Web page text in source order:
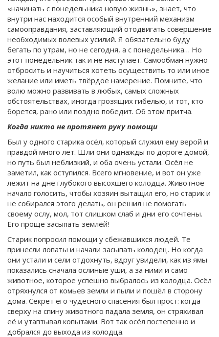
«начинать с понедельника новую жизнь», знает, что
внутри нас находится особый внутренний механизм
самооправдания, заставляющий отодвигать совершение
необходимых волевых усилий. Я обязательно буду
бегать по утрам, но не сегодня, а с понедельника… Но
этот понедельник так и не наступает. Самообман нужно
отбросить и научиться хотеть осуществить то или иное
желание или иметь твёрдое намерение. Помните, что
волю можно развивать в любых, самых сложных
обстоятельствах, иногда грозящих гибелью, и тот, кто
борется, рано или поздно победит. Об этом притча.
Когда никто не протянет руку помощи
Был у одного старика осёл, который служил ему верой и
правдой много лет. Шли они однажды по дороге домой,
но путь был неблизкий, и оба очень устали. Осёл не
заметил, как оступился. Всего мгновение, и вот он уже
лежит на дне глубокого высохшего колодца. Животное
начало голосить, чтобы хозяин вытащил его, но старик и
не собирался этого делать, он решил не помогать
своему ослу, мол, тот слишком слаб и дни его сочтены.
Его проще засыпать землёй!
Старик попросил помощи у сбежавшихся людей. Те
принесли лопаты и начали засыпать колодец. Но когда
они устали и сели отдохнуть, вдруг увидели, как из ямы
показались сначала ослиные уши, а за ними и само
животное, которое успешно выбралось из колодца. Осёл
отряхнулся от комьев земли и пыли и пошёл в сторону
дома. Секрет его чудесного спасения был прост: когда
сверху на спину животного падала земля, он стряхивал
её и утаптывал копытами. Вот так осёл постепенно и
добрался до выхода из колодца.